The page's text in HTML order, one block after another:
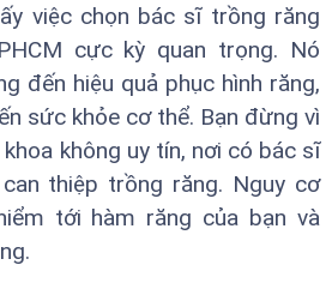
việc chọn bác sĩ trồng răng
cực kỳ quan trọng. Nó
đến hiệu quả phục hình răng,
sức khỏe cơ thể. Bạn đừng vì
không uy tín, nơi có bác sĩ
thiệp trồng răng. Nguy cơ
tới hàm răng của bạn và